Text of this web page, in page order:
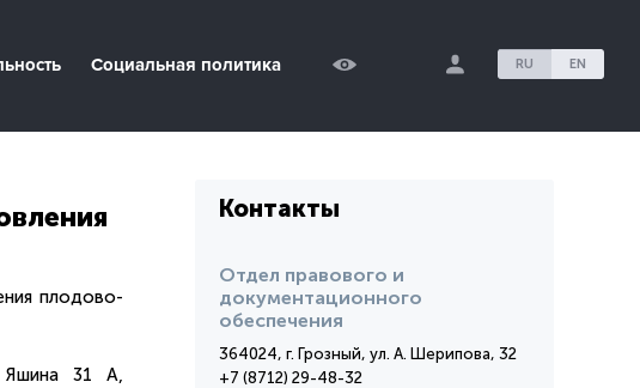
Социальная политика RU EN
плодово-
Яшина 31 А,
Контакты
Отдел правового и
документационного
обеспечения
364024, г. Грозный, ул. А. Шерипова, 32
+7 (8712) 29-48-32